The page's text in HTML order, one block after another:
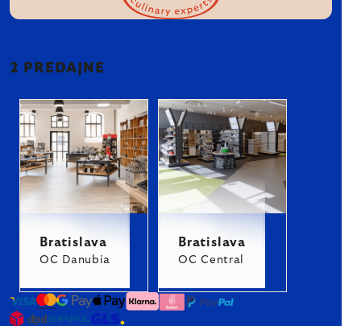
2 PREDAJNE
Bratislava
OC Danubia
Bratislava
OC Central